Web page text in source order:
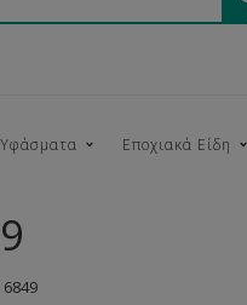
Εποχιακά Είδη